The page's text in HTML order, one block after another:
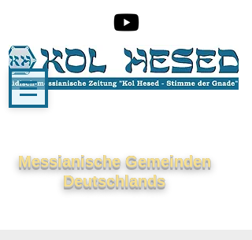
Messianische Gemeinden
Deutschlands